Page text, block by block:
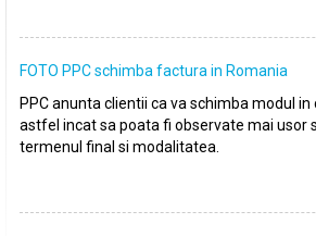
FOTO PPC schimba factura in Romania
PPC anunta clientii ca va schimba modul
astfel incat sa poata fi observate mai usor
termenul final si modalitatea.